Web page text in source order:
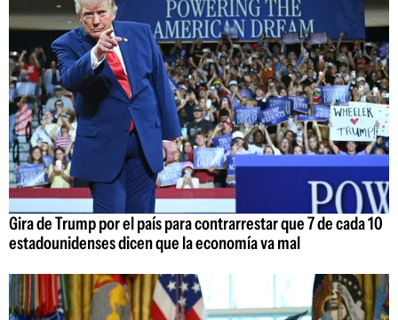
Gira de Trump por el país para contrarrestar que 7 de cada 10
estadounidenses dicen que la economía va mal